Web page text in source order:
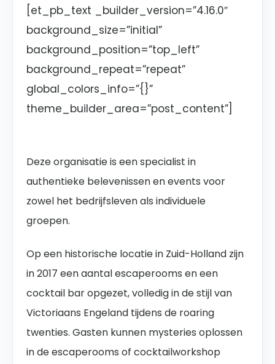
[et_pb_text _builder_version=”4.16.0″
background_size=”initial”
background_position=”top_left”
background_repeat=”repeat”
global_colors_info=”{}”
theme_builder_area=”post_content”]
Deze organisatie is een specialist in
authentieke belevenissen en events voor
zowel het bedrijfsleven als individuele
groepen.
Op een historische locatie in Zuid-Holland zijn
in 2017 een aantal escaperooms en een
cocktail bar opgezet, volledig in de stijl van
Victoriaans Engeland tijdens de roaring
twenties. Gasten kunnen mysteries oplossen
in de escaperooms of cocktailworkshop